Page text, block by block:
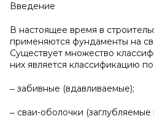
Введение
В настоящее время в
применяются фундаменты на
Существует множество
них является классификацию
‒ забивные (вдавливаемые);
‒ сваи-оболочки